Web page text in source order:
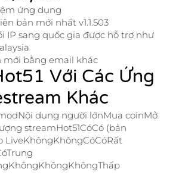
ứng dụng
bản mới nhất v1.1.503
IP sang quốc gia được hỗ trợ như
mới bằng email khác
Với Các Ứng
Khác
dung người lớnMua coinMở
streamHot51CóCó (bản
LiveKhôngKhôngCóCóRất